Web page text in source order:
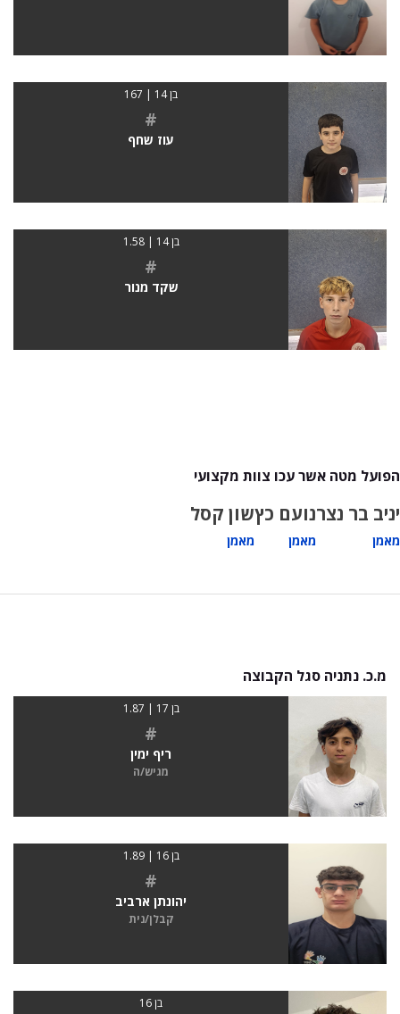
בן 14 | 167
#
עוז שחף
בן 14 | 1.58
#
שקד מנור
הפועל מטה אשר עכו צוות מקצועי
יניב בר נצר
מאמן
נועם כץ
מאמן
שון קסל
מאמן
מ.כ. נתניה סגל הקבוצה
בן 17 | 1.87
#
ריף ימין
מגיש/ה
בן 16 | 1.89
#
יהונתן ארביב
קבלן/נית
בן 16